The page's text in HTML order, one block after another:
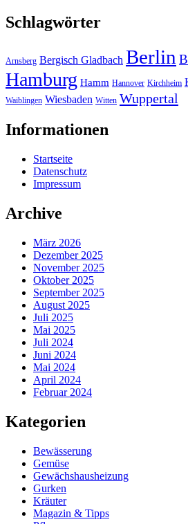
Schlagwörter
Arnsberg Bergisch Gladbach Berlin
Hamburg Hamm Hannover Kirchheim
Waiblingen Wiesbaden Witten Wuppertal
Informationen
Startseite
Datenschutz
Impressum
Archive
März 2026
Dezember 2025
November 2025
Oktober 2025
September 2025
August 2025
Juli 2025
Mai 2025
Juli 2024
Juni 2024
Mai 2024
April 2024
Februar 2024
Kategorien
Bewässerung
Gemüse
Gewächshausheizung
Gurken
Kräuter
Magazin & Tipps